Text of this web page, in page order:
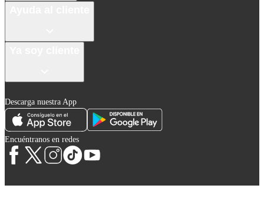
Descarga nuestra App
Encuéntranos en redes